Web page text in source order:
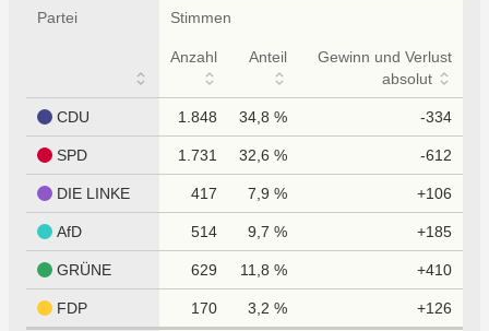
Partei Stimmen
Anzahl Anteil
Gewinn und Verlust
absolut
CDU 1.848 34,8 % -334
SPD 1.731 32,6 % -612
DIE LINKE 417 7,9 % +106
AfD 514 9,7 % +185
GRÜNE 629 11,8 % +410
FDP 170 3,2 % +126